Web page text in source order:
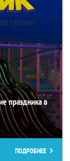
праздника в
ПОДРОБНЕЕ